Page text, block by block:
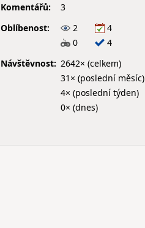
Komentářů:
3
Oblíbenost:
2
4
0
4
Návštěvnost: 2642× (celkem)
31× (poslední měsíc)
4× (poslední týden)
0× (dnes)